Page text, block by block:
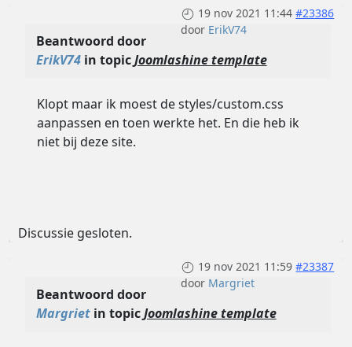
19 nov 2021 11:44 #23386
door ErikV74
Beantwoord door
ErikV74in topicJoomlashine template
Klopt maar ik moest de styles/custom.css
aanpassen en toen werkte het. En die heb ik
niet bij deze site.
Discussie gesloten.
19 nov 2021 11:59 #23387
door Margriet
Beantwoord door
Margrietin topicJoomlashine template